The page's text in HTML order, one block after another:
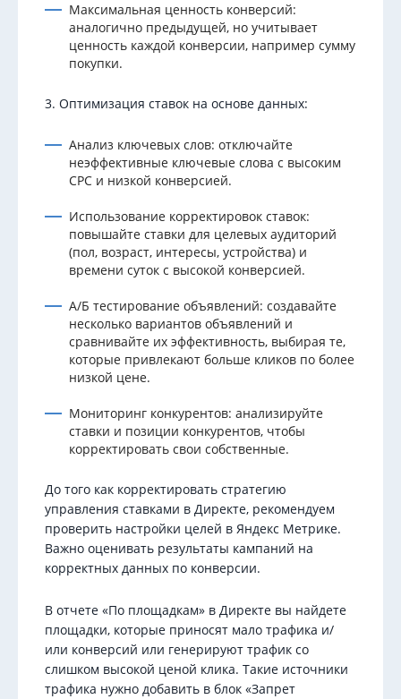
Максимальная ценность конверсий:
аналогично предыдущей, но учитывает
ценность каждой конверсии, например сумму
покупки.
3. Оптимизация ставок на основе данных:
Анализ ключевых слов: отключайте
неэффективные ключевые слова с высоким
CPC и низкой конверсией.
Использование корректировок ставок:
повышайте ставки для целевых аудиторий
(пол, возраст, интересы, устройства) и
времени суток с высокой конверсией.
A/Б тестирование объявлений: создавайте
несколько вариантов объявлений и
сравнивайте их эффективность, выбирая те,
которые привлекают больше кликов по более
низкой цене.
Мониторинг конкурентов: анализируйте
ставки и позиции конкурентов, чтобы
корректировать свои собственные.
До того как корректировать стратегию
управления ставками в Директе, рекомендуем
проверить настройки целей в Яндекс Метрике.
Важно оценивать результаты кампаний на
корректных данных по конверсии.
В отчете «По площадкам» в Директе вы найдете
площадки, которые приносят мало трафика и/
или конверсий или генерируют трафик со
слишком высокой ценой клика. Такие источники
трафика нужно добавить в блок «Запрет